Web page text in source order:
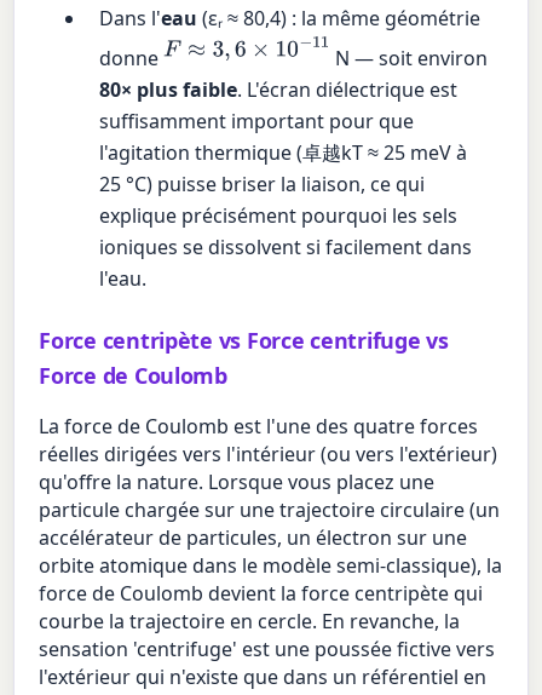
Dans l'eau (εᵣ ≈ 80,4) : la même géométrie
donneF≈ 3,6 ×10− 11
N — soit environ
80× plus faible. L'écran diélectrique est
suffisamment important pour que
l'agitation thermique (卓越kT ≈ 25 meV à
25 °C) puisse briser la liaison, ce qui
explique précisément pourquoi les sels
ioniques se dissolvent si facilement dans
l'eau.
Force centripète vs Force centrifuge vs
Force de Coulomb
La force de Coulomb est l'une des quatre forces
réelles dirigées vers l'intérieur (ou vers l'extérieur)
qu'offre la nature. Lorsque vous placez une
particule chargée sur une trajectoire circulaire (un
accélérateur de particules, un électron sur une
orbite atomique dans le modèle semi-classique), la
force de Coulomb devient la force centripète qui
courbe la trajectoire en cercle. En revanche, la
sensation 'centrifuge' est une poussée fictive vers
l'extérieur qui n'existe que dans un référentiel en